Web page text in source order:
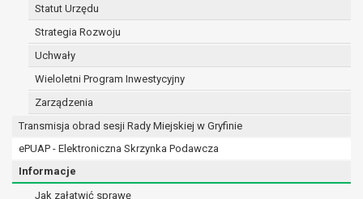
Statut Urzędu
Strategia Rozwoju
Uchwały
Wieloletni Program Inwestycyjny
Zarządzenia
Transmisja obrad sesji Rady Miejskiej w Gryfinie
ePUAP - Elektroniczna Skrzynka Podawcza
Informacje
Jak załatwić sprawę
wcześniej udzielonej zgody w zakresie i celu
określonym w treści zgody.
W związku z przetwarzaniem danych w celu
wskazanym w pkt. 3, dane osobowe mogą być
udostępniane innym upoważnionym odbiorcom lub
kategoriom odbiorców danych osobowych.
Odbiorcami mogą być:
podmioty, które przetwarzają dane
osobowe w imieniu administratora na